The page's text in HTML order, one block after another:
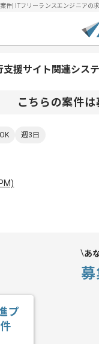
件| ITフリーランスエンジニア
支援サイト関連シス
こちらの案件
週3日
あ
プ